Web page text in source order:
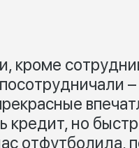
кроме
но
отфутболила,